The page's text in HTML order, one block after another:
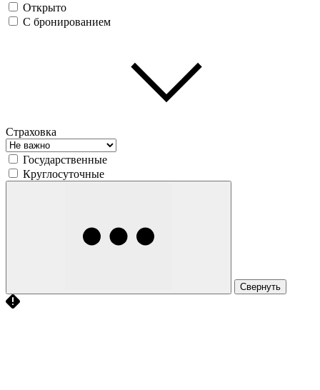
Открыто
С бронированием
Страховка
Государственные
Круглосуточные
Свернуть